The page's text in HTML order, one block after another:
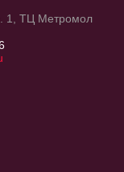
1, ТЦ Метромол